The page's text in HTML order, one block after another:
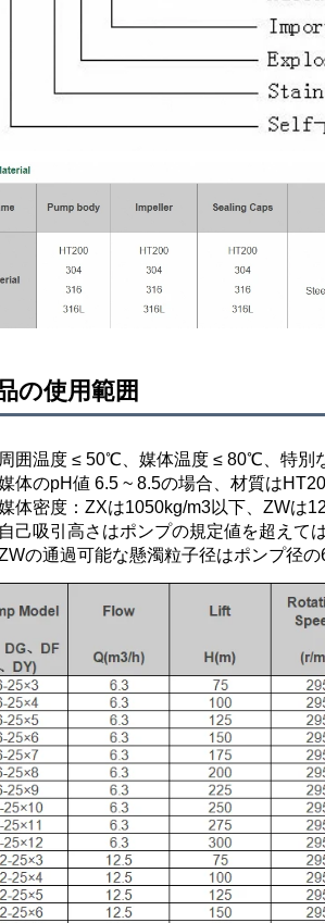
の使用範囲
囲温度 ≤ 50℃、媒体温度 ≤ 80℃、特別
体のpH値 6.5 ~ 8.5の場合、材質は
体密度：ZXは1050kg/m3以下、ZWは
己吸引高さはポンプの規定値を超えて
の通過可能な懸濁粒子径はポンプ径